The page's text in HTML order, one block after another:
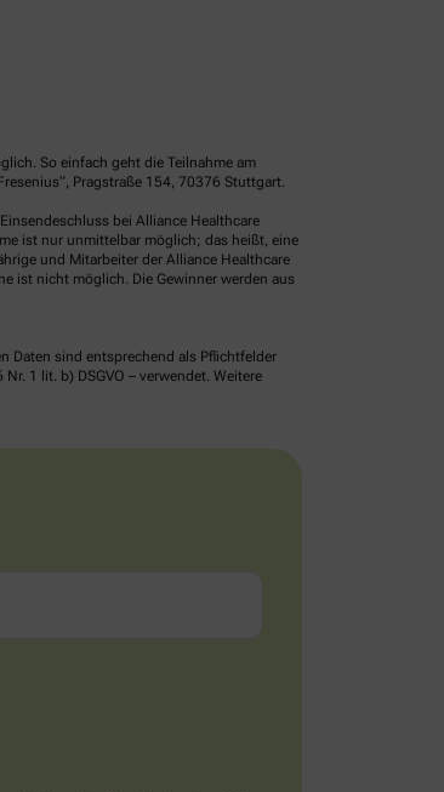
So einfach geht die Teilnahme am
Pragstraße 154, 70376 Stuttgart.
bei Alliance Healthcare
ist nur unmittelbar möglich; das heißt, eine
und Mitarbeiter der Alliance Healthcare
ist nicht möglich. Die Gewinner werden aus
Daten sind entsprechend als Pflichtfelder
1 lit. b) DSGVO – verwendet. Weitere